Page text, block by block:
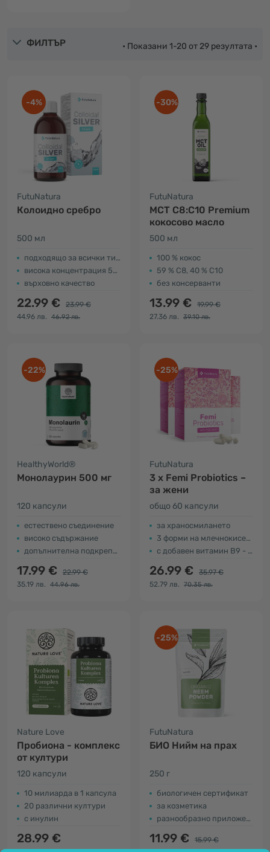
ФИЛТЪР • Показани 1-20 от 29 резултата •
-4%
FutuNatura
Колоидно сребро
500 мл
подходящо за всички типове кожа
висока концентрация 50 ppm
върховно качество
22.99 €
23.99 €
44.96 лв.
46.92 лв.
-30%
FutuNatura
MCT C8:C10 Premium
кокосово масло
500 мл
100 % кокос
59 % C8, 40 % C10
без консерванти
13.99 €
19.99 €
27.36 лв.
39.10 лв.
-22%
HealthyWorld®
Монолаурин 500 мг
120 капсули
естествено съединение
високо съдържание
допълнителна подкрепа за организма
17.99 €
22.99 €
35.19 лв.
44.96 лв.
-25%
FutuNatura
3 x Femi Probiotics –
за жени
общо 60 капсули
за храносмилането
3 форми на млечнокисели бактерии
с добавен витамин В9 - фолиева киселина
26.99 €
35.97 €
52.79 лв.
70.35 лв.
Nature Love
Пробиона - комплекс
от култури
120 капсули
10 милиарда в 1 капсула
20 различни култури
с инулин
28.99 €
-25%
FutuNatura
БИО Нийм на прах
250 г
биологичен сертификат
за козметика
разнообразно приложение
11.99 €
15.99 €